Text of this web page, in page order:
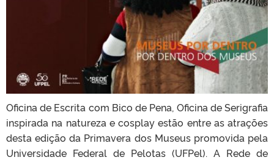
Oficina de Escrita com Bico de Pena, Oficina de Serigrafia
inspirada na natureza e cosplay estão entre as atrações
desta edição da Primavera dos Museus promovida pela
Universidade Federal de Pelotas (UFPel). A Rede de